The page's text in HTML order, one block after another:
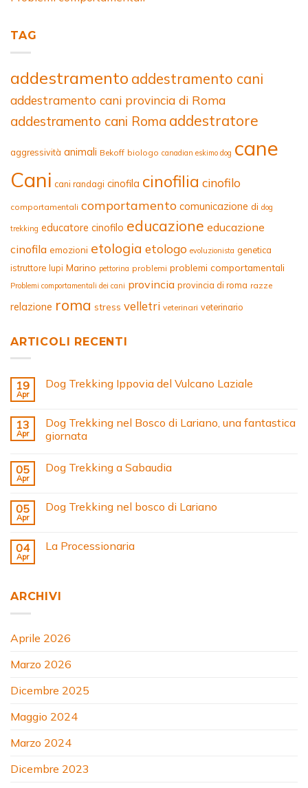
TAG
addestramento addestramento cani
addestramento cani provincia di Roma
addestramento cani Roma addestratore
aggressività animali Bekoff biologo canadian eskimo dog cane
Cani cani randagi cinofila cinofilia cinofilo
comportamentali comportamento comunicazione di dog
trekking educatore cinofilo educazione educazione
cinofila emozioni etologia etologo evoluzionista genetica
istruttore lupi Marino pettorina problemi problemi comportamentali
Problemi comportamentali dei cani provincia provincia di roma razze
relazione roma stress velletri veterinari veterinario
ARTICOLI RECENTI
19
Apr
Dog Trekking Ippovia del Vulcano Laziale
13
Apr
Dog Trekking nel Bosco di Lariano, una fantastica
giornata
05
Apr
Dog Trekking a Sabaudia
05
Apr
Dog Trekking nel bosco di Lariano
04
Apr
La Processionaria
ARCHIVI
Aprile 2026
Marzo 2026
Dicembre 2025
Maggio 2024
Marzo 2024
Dicembre 2023